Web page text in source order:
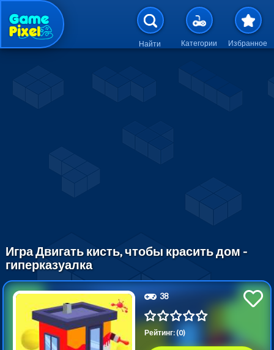
Перейти к основному
Найти Категории Избранное
Игра Двигать кисть, чтобы красить дом -
гиперказуалка
38
Рейтинг: (0)